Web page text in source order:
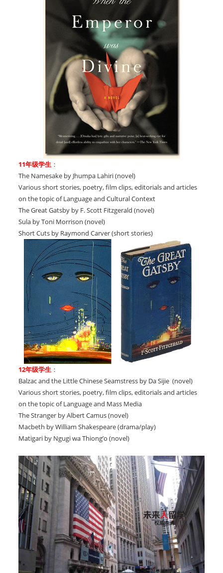
11年级学生 ：
The Namesake by Jhumpa Lahiri (novel)
Various short stories, poetry, film clips, editorials and articles
on the topic of Language and Cultural Context
The Great Gatsby by F. Scott Fitzgerald (novel)
Sula by Toni Morrison (novel)
Short Cuts by Raymond Carver (short stories)
12年级学生 ：
Balzac and the Little Chinese Seamstress by Da Sijie (novel)
Various short stories, poetry, film clips, editorials and articles
on the topic of Language and Mass Media
The Stranger by Albert Camus (novel)
Macbeth by William Shakespeare (drama/play)
Matigari by Ngugi wa Thiong’o (novel)